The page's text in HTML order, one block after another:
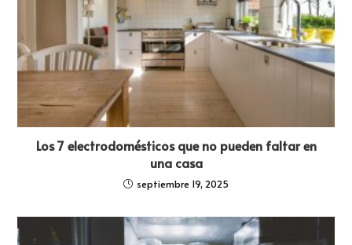
Los 7 electrodomésticos que no pueden faltar en
una casa
septiembre 19, 2025